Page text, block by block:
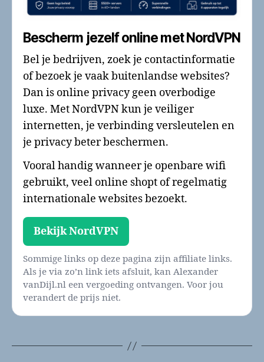
Bescherm jezelf online met NordVPN
Bel je bedrijven, zoek je contactinformatie
of bezoek je vaak buitenlandse websites?
Dan is online privacy geen overbodige
luxe. Met NordVPN kun je veiliger
internetten, je verbinding versleutelen en
je privacy beter beschermen.
Vooral handig wanneer je openbare wifi
gebruikt, veel online shopt of regelmatig
internationale websites bezoekt.
Bekijk NordVPN
Sommige links op deze pagina zijn affiliate links.
Als je via zo’n link iets afsluit, kan Alexander
vanDijl.nl een vergoeding ontvangen. Voor jou
verandert de prijs niet.